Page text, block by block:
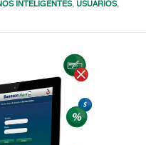
INTELIGENTES,USUARIOS,